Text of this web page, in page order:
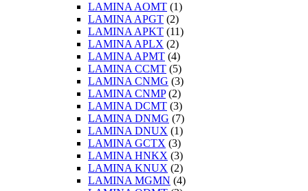
LAMINA AOMT (1)
LAMINA APGT (2)
LAMINA APKT (11)
LAMINA APLX (2)
LAMINA APMT (4)
LAMINA CCMT (5)
LAMINA CNMG (3)
LAMINA CNMP(2)
LAMINA DCMT (3)
LAMINA DNMG (7)
LAMINA DNUX (1)
LAMINA GCTX (3)
LAMINA HNKX (3)
LAMINA KNUX (2)
LAMINA MGMN (4)